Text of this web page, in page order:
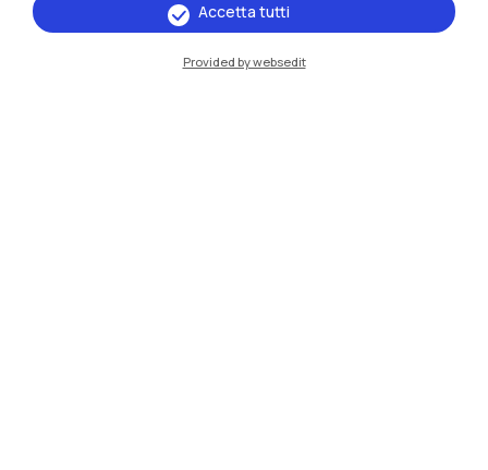
Milano Leonardo Accetta tutti
Provided by websedit